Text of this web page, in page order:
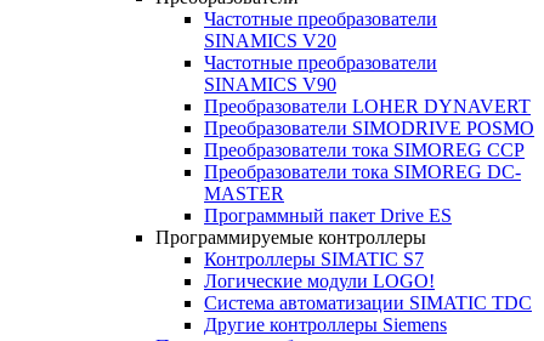
Частотные преобразователи
SINAMICS V20
Частотные преобразователи
SINAMICS V90
Преобразователи LOHER DYNAVERT
Преобразователи SIMODRIVE POSMO
Преобразователи тока SIMOREG CCP
Преобразователи тока SIMOREG DC-
MASTER
Программный пакет Drive ES
Программируемые контроллеры
Контроллеры SIMATIC S7
Логические модули LOGO!
Система автоматизации SIMATIC TDC
Другие контроллеры Siemens